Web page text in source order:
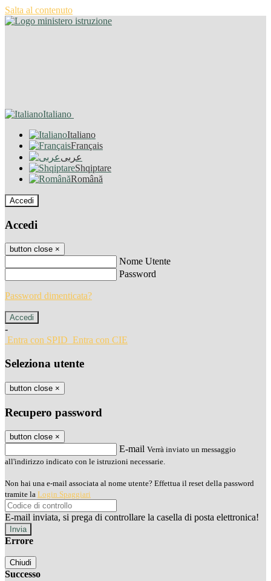
Salta al contenuto
Italiano
Italiano
Français
عربى
Shqiptare
Română
Accedi
Accedi
button close ×
Nome Utente
Password
Password dimenticata?
-
Entra con SPID Entra con CIE
Seleziona utente
button close ×
Recupero password
button close ×
E-mail Verrà inviato un messaggio
all'indirizzo indicato con le istruzioni necessarie.
Non hai una e-mail associata al nome utente? Effettua il reset della password
tramite la Login Spaggiari
E-mail inviata, si prega di controllare la casella di posta elettronica!
Errore
Chiudi
Successo